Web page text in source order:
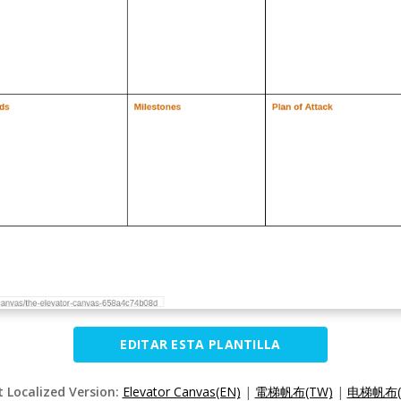
EDITAR ESTA PLANTILLA
Localized Version: Elevator Canvas(EN) | 電梯帆布(TW) | 电梯帆布